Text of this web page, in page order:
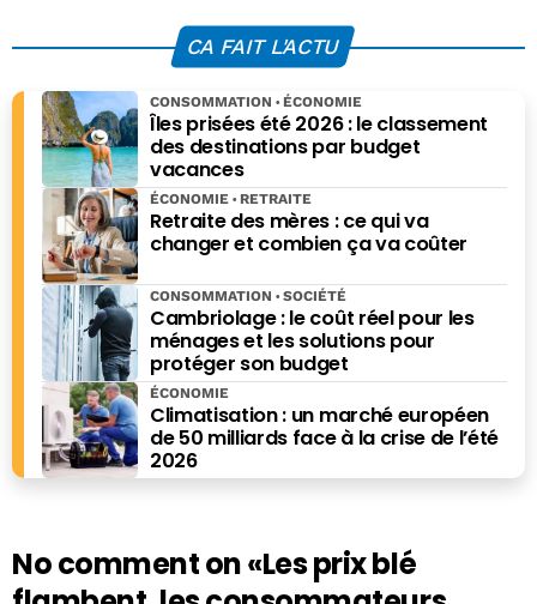
l’appui US
CA FAIT L'ACTU
Îles prisées été 2026 : le classement
des destinations par budget
vacances
CONSOMMATION ÉCONOMIE
Retraite des mères : ce qui va
changer et combien ça va coûter
ÉCONOMIE RETRAITE
Cambriolage : le coût réel pour les
ménages et les solutions pour
protéger son budget
CONSOMMATION SOCIÉTÉ
Climatisation : un marché européen
de 50 milliards face à la crise de l’été
2026
ÉCONOMIE
No comment on«Les prix blé